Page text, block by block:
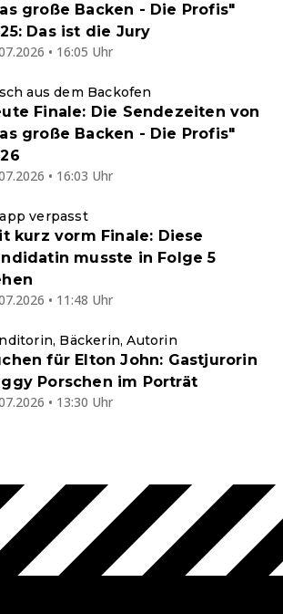
große Backen - Die Profis"
Das ist die Jury
• 16:05 Uhr
aus dem Backofen
Finale: Die Sendezeiten von
große Backen - Die Profis"
• 16:03 Uhr
verpasst
kurz vorm Finale: Diese
musste in Folge 5
• 11:48 Uhr
Bäckerin, Autorin
für Elton John: Gastjurorin
Porschen im Porträt
• 13:30 Uhr